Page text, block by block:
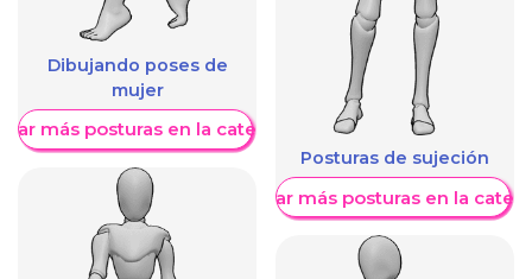
Dibujando poses de
mujer
más posturas en la categoría
Posturas de sujeción
Mostrar más posturas en la